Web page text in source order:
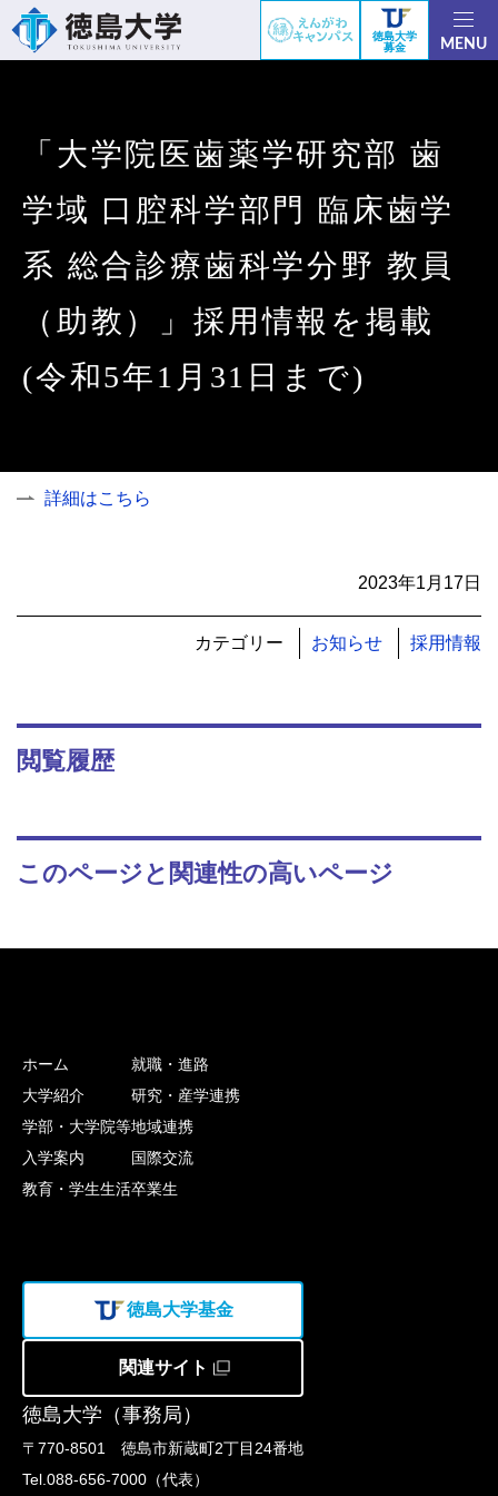
徳島大学
募金
MENU
「大学院医歯薬学研究部 歯
学域 口腔科学部門 臨床歯学
系 総合診療歯科学分野 教員
（助教）」採用情報を掲載
(令和5年1月31日まで)
詳細はこちら
2023年1月17日
カテゴリー お知らせ 採用情報
閲覧履歴
このページと関連性の高いページ
徳島大学（事務局）
〒770-8501 徳島市新蔵町2丁目24番地
Tel.088-656-7000（代表）
ホーム
大学紹介
学部・大学院等
入学案内
教育・学生生活
就職・進路
研究・産学連携
地域連携
国際交流
卒業生
徳島大学基金
関連サイト